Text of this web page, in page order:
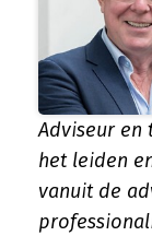
Adviseur en
het leiden
vanuit de